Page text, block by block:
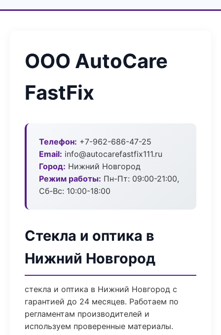
ООО AutoCare
FastFix
Телефон: +7-962-686-47-25
Email: info@autocarefastfix111.ru
Город: Нижний Новгород
Режим работы: Пн-Пт: 09:00-21:00,
Сб-Вс: 10:00-18:00
Стекла и оптика в
Нижний Новгород
стекла и оптика в Нижний Новгород с
гарантией до 24 месяцев. Работаем по
регламентам производителей и
используем проверенные материалы.